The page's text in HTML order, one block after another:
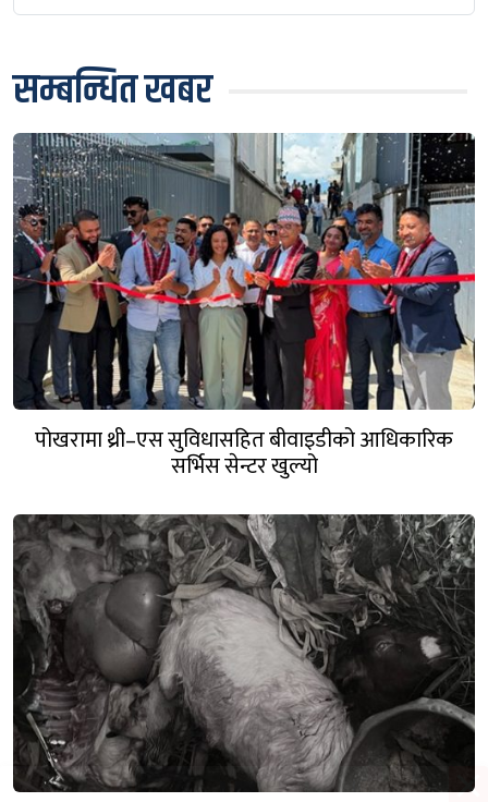
सम्बन्धित खबर
पोखरामा थ्री–एस सुविधासहित बीवाइडीको आधिकारिक
सर्भिस सेन्टर खुल्यो